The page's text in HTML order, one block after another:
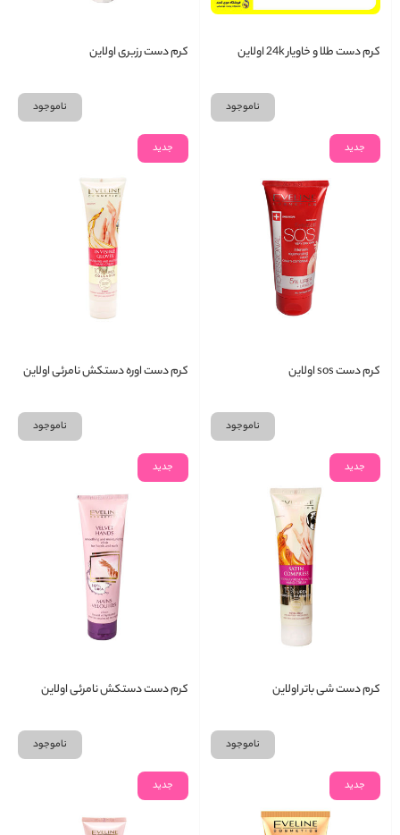
کرم دست طلا و خاویار 24k اولاین
ناموجود
کرم دست رزبری اولاین
ناموجود
جدید
کرم دست sos اولاین
ناموجود
جدید
کرم دست اوره دستکش نامرئی اولاین
ناموجود
جدید
کرم دست شی باتر اولاین
ناموجود
جدید
کرم دست دستکش نامرئی اولاین
ناموجود
جدید جدید